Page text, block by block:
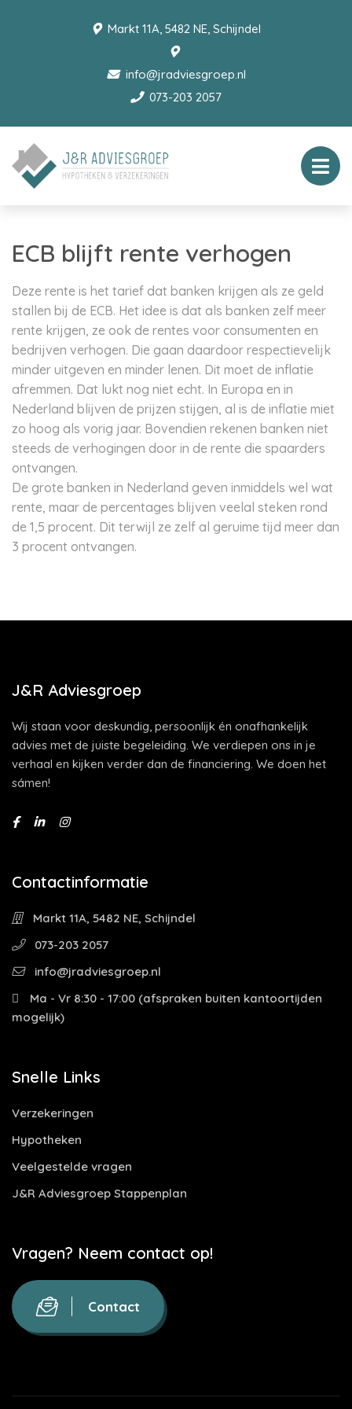
Markt 11A, 5482 NE, Schijndel
info@jradviesgroep.nl
073-203 2057
ECB blijft rente verhogen
Deze rente is het tarief dat banken krijgen als ze geld
stallen bij de ECB. Het idee is dat als banken zelf meer
rente krijgen, ze ook de rentes voor consumenten en
bedrijven verhogen. Die gaan daardoor respectievelijk
minder uitgeven en minder lenen. Dit moet de inflatie
afremmen. Dat lukt nog niet echt. In Europa en in
Nederland blijven de prijzen stijgen, al is de inflatie miet
zo hoog als vorig jaar. Bovendien rekenen banken niet
steeds de verhogingen door in de rente die spaarders
ontvangen.
De grote banken in Nederland geven inmiddels wel wat
rente, maar de percentages blijven veelal steken rond
de 1,5 procent. Dit terwijl ze zelf al geruime tijd meer dan
3 procent ontvangen.
J&R Adviesgroep
Wij staan voor deskundig, persoonlijk én onafhankelijk
advies met de juiste begeleiding. We verdiepen ons in je
verhaal en kijken verder dan de financiering. We doen het
sámen!
Contactinformatie
Markt 11A, 5482 NE, Schijndel
073-203 2057
info@jradviesgroep.nl
Ma - Vr 8:30 - 17:00 (afspraken buiten kantoortijden
mogelijk)
Snelle Links
Verzekeringen
Hypotheken
Veelgestelde vragen
J&R Adviesgroep Stappenplan
Vragen? Neem contact op!
Contact